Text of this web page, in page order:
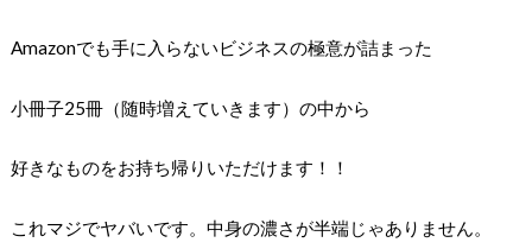
Amazonでも手に入らないビジネスの極意が詰まった
小冊子25冊（随時増えていきます）の中から
好きなものをお持ち帰りいただけます！！
これマジでヤバいです。中身の濃さが半端じゃありません。